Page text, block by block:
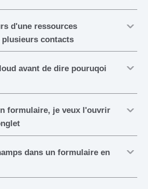
d'une ressources
contacts
avant de dire pouruqoi
formulaire, je veux l'ouvrir
dans un formulaire en